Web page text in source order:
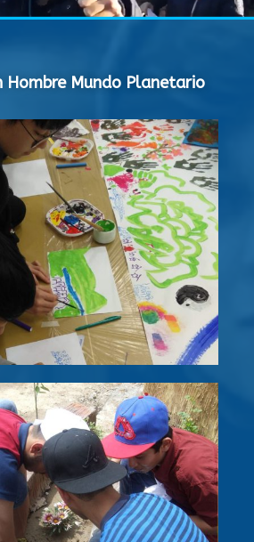
Hombre Mundo Planetario